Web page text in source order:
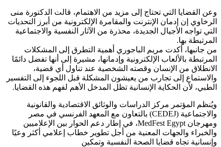
وعن القضايا التي تحتاج إلى مزيد من الاهتمام، قالت الدكتورة منى
الرخاوي إن إدمان الإنترنت والمقامرة الإلكترونية من أبرز التحديات
التي تواجه الأجيال الجديدة، محذرة من الآثار النفسية والاجتماعية
المرتبطة بها.
من جانبها، أكدت مريم الباجوري أهمية التطرق إلى المشكلات
المرتبطة بالألعاب الإلكترونية وإدمانها، مشيرة إلى أنها تفضل دائمًا
الانطلاق من الإنسان وقصته الشخصية عند تناول أي قضية،
والاستماع إلى تجارب من يعيشون المشكلة قبل اللجوء إلى التفسير
الطبي، لأن الحكاية الإنسانية تظل المدخل الأهم لفهم هذه القضايا.
ويُنظم المؤتمر مركز الدراسات والوثائق الاقتصادية والقانونية
والاجتماعية (CEDEJ) بالتعاون مع المعهد الفرنسي في مصر
ومهرجان MedFest Egypt، في إطار دعم الحوار بين الإعلاميين
والخبراء والجهات المعنية من أجل تطوير خطاب إعلامي أكثر وعيًا
وإنسانية تجاه قضايا الصحة النفسية وتمكين